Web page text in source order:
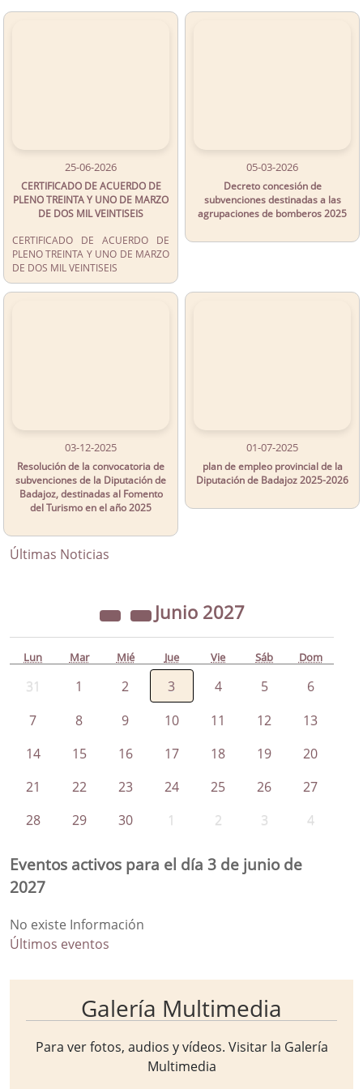
25-06-2026
CERTIFICADO DE ACUERDO DE
PLENO TREINTA Y UNO DE MARZO
DE DOS MIL VEINTISEIS
CERTIFICADO DE ACUERDO DE
PLENO TREINTA Y UNO DE MARZO
DE DOS MIL VEINTISEIS
05-03-2026
Decreto concesión de
subvenciones destinadas a las
agrupaciones de bomberos 2025
03-12-2025
Resolución de la convocatoria de
subvenciones de la Diputación de
Badajoz, destinadas al Fomento
del Turismo en el año 2025
01-07-2025
plan de empleo provincial de la
Diputación de Badajoz 2025-2026
Últimas Noticias
Junio 2027
Lun Mar Mié Jue Vie Sáb Dom
31 1 2 3 4 5
6
7
8 9 10 11 12
13
14
15 16 17 18 19
20
21
22 23 24 25 26
27
28
29 30 1 2 3 4
Eventos activos para el día 3 de junio de
2027
No existe Información
Últimos eventos
Galería Multimedia
Para ver fotos, audios y vídeos. Visitar la Galería
Multimedia